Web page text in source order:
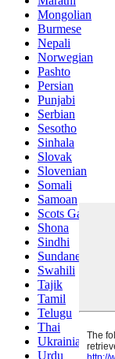
Mongolian
Burmese
Nepali
Norwegian
Pashto
Persian
Punjabi
Serbian
Sesotho
Sinhala
Slovak
Slovenian
Somali
Samoan
Scots Gaelic
Shona
Sindhi
Sundanese
Swahili
Tajik
Tamil
Telugu
Thai
Ukrainian
Urdu